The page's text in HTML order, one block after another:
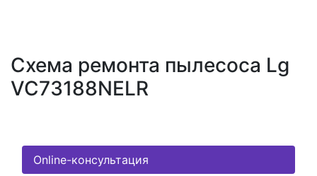
Схема ремонта пылесоса Lg
VC73188NELR
Online-консультация